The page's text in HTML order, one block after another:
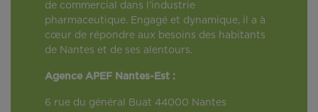
de commercial dans l’industrie
pharmaceutique. Engagé et dynamique, il a à
cœur de répondre aux besoins des habitants
de Nantes et de ses alentours.
Agence APEF Nantes-Est :
6 rue du général Buat 44000 Nantes